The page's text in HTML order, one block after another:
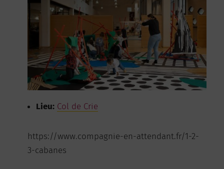
Lieu: Col de Crie
https://www.compagnie-en-attendant.fr/1-2-
3-cabanes